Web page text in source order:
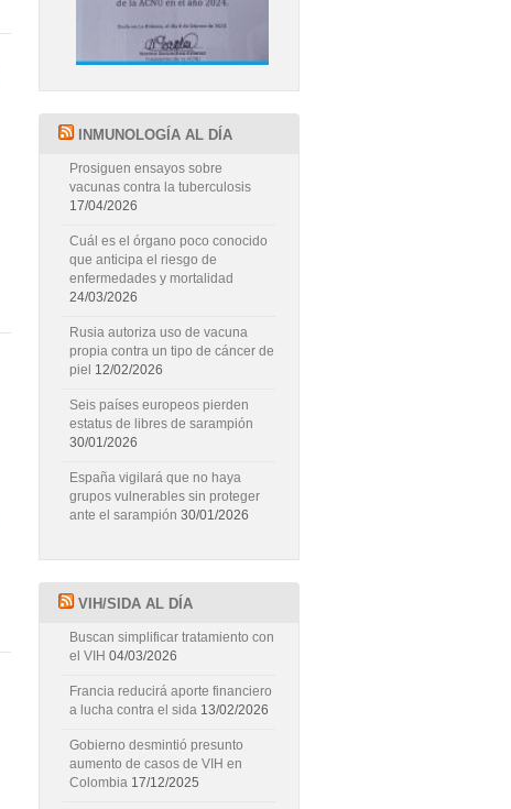
INMUNOLOGÍA AL DÍA
Prosiguen ensayos sobre
vacunas contra la tuberculosis
17/04/2026
Cuál es el órgano poco conocido
que anticipa el riesgo de
enfermedades y mortalidad
24/03/2026
Rusia autoriza uso de vacuna
propia contra un tipo de cáncer de
piel 12/02/2026
Seis países europeos pierden
estatus de libres de sarampión
30/01/2026
España vigilará que no haya
grupos vulnerables sin proteger
ante el sarampión 30/01/2026
VIH/SIDA AL DÍA
Buscan simplificar tratamiento con
el VIH 04/03/2026
Francia reducirá aporte financiero
a lucha contra el sida 13/02/2026
Gobierno desmintió presunto
aumento de casos de VIH en
Colombia 17/12/2025